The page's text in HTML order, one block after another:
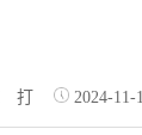
打 2024-11-